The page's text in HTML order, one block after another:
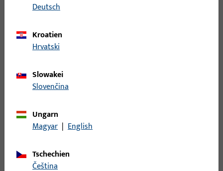
Topfecklager
Türbremse
Türschließer - Zubehör
Verlängerung
Wechsel
Wetterschenkel
Zubehör mechanisch
Deutsch
Kroatien
Hrvatski
Slowakei
Slovenčina
Ungarn
Magyar | English
Tschechien
čeština